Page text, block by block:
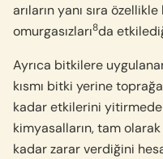
arıların yanı sıra özellikle
omurgasızları8da
Ayrıca bitkilere
kısmı bitki yerine
kadar etkilerini
kimyasalların, tam olarak
kadar zarar verdiğini